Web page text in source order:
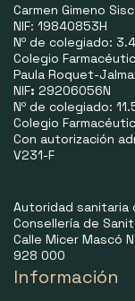
Carmen Gimeno
NIF: 19840853H
Nº de colegiado:
Colegio
Paula Roquet-
NIF: 29206056N
Nº de colegiado:
Colegio
Con autorización
V231-F
Autoridad sanitaria
Consellería de
Calle Micer Mascó
928 000
Información